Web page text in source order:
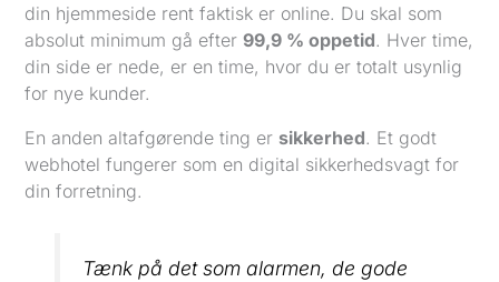
din hjemmeside rent faktisk er online. Du skal som
absolut minimum gå efter99,9 % oppetid. Hver time,
din side er nede, er en time, hvor du er totalt usynlig
for nye kunder.
En anden altafgørende ting er sikkerhed. Et godt
webhotel fungerer som en digital sikkerhedsvagt for
din forretning.
Tænk på det som alarmen, de gode